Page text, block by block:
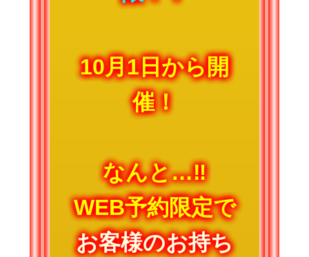
10月1日から開
催！
なんと…‼
WEB予約限定で
お客様のお持ち